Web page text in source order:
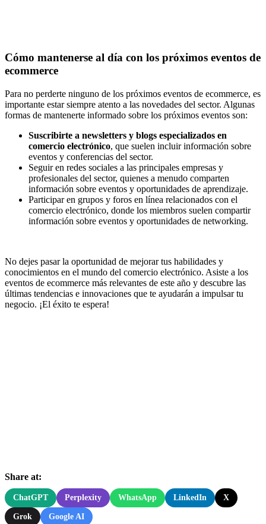
Cómo mantenerse al día con los próximos eventos de
ecommerce
Para no perderte ninguno de los próximos eventos de ecommerce, es
importante estar siempre atento a las novedades del sector. Algunas
formas de mantenerte informado sobre los próximos eventos son:
Suscribirte a newsletters y blogs especializados en
comercio electrónico, que suelen incluir información sobre
eventos y conferencias del sector.
Seguir en redes sociales a las principales empresas y
profesionales del sector, quienes a menudo comparten
información sobre eventos y oportunidades de aprendizaje.
Participar en grupos y foros en línea relacionados con el
comercio electrónico, donde los miembros suelen compartir
información sobre eventos y oportunidades de networking.
No dejes pasar la oportunidad de mejorar tus habilidades y
conocimientos en el mundo del comercio electrónico. Asiste a los
eventos de ecommerce más relevantes de este año y descubre las
últimas tendencias e innovaciones que te ayudarán a impulsar tu
negocio. ¡El éxito te espera!
Share at:
ChatGPT Perplexity WhatsApp LinkedIn X
Grok Google AI